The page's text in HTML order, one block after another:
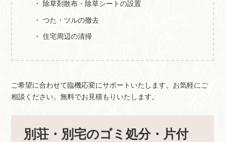
除草剤散布・除草シートの設置
つた・ツルの撤去
住宅周辺の清掃
ご希望に合わせて臨機応変にサポートいたします。お気軽にご
相談ください。無料でお見積もりいたします。
別荘・別宅のゴミ処分・片付